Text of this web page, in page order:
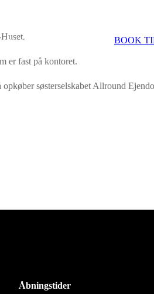
Øvrige tilbud BOOK
er fast på kontoret.
søsterselskabet Allround
Åbningstider